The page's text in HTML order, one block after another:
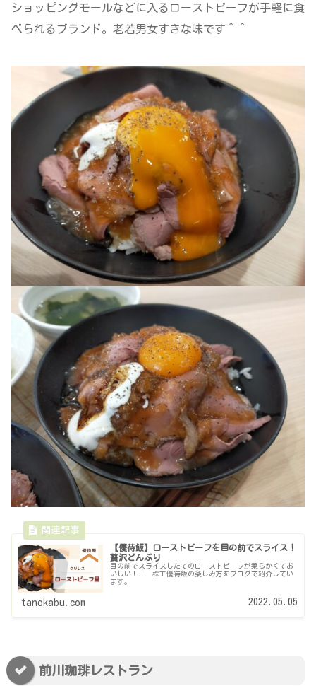
ショッピングモールなどに入るローストビーフが手軽に食
べられるブランド。老若男女すきな味です＾＾
【優待飯】ローストビーフを目の前でスライス！
贅沢どんぶり
目の前でスライスしたてのローストビーフが柔らかくてお
いしい！... 株主優待飯の楽しみ方をブログで紹介してい
ます。
tanokabu.com 2022.05.05
前川珈琲レストラン